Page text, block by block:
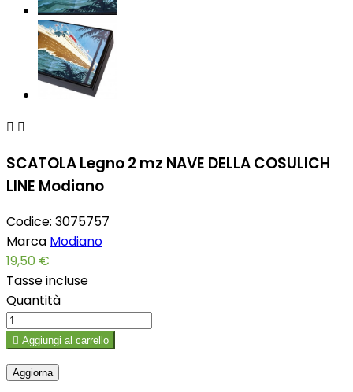
 
SCATOLA Legno 2 mz NAVE DELLA COSULICH
LINE Modiano
Codice: 3075757
Marca Modiano
19,50 €
Tasse incluse
Quantità
 Aggiungi al carrello